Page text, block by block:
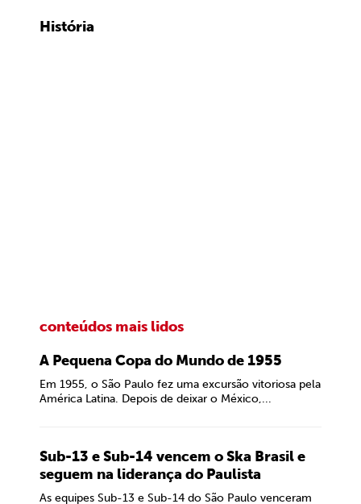
História
conteúdos mais lidos
A Pequena Copa do Mundo de 1955
Em 1955, o São Paulo fez uma excursão vitoriosa pela
América Latina. Depois de deixar o México,...
Sub-13 e Sub-14 vencem o Ska Brasil e
seguem na liderança do Paulista
As equipes Sub-13 e Sub-14 do São Paulo venceram